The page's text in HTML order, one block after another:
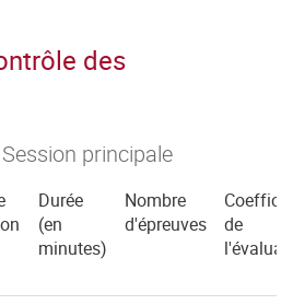
des
principale
Durée
(en
minutes)
Nombre
d'épreuves
de